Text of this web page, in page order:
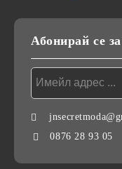
Абонирай се
0876 28 93 05